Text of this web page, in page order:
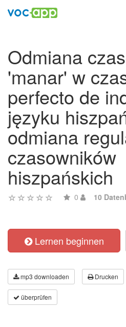
Odmiana
'manar' w
perfecto de
języku
odmiana
czasowników
hiszpańskich
0 10
Lernen beginnen
mp3 downloaden Drucken
überprüfen